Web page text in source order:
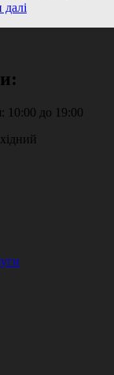
далі
10:00 до 19:00